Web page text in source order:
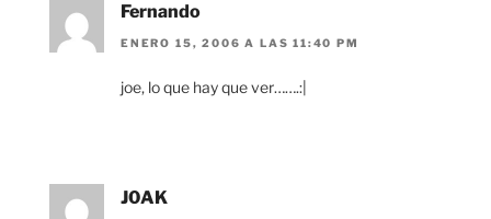
Fernando
ENERO 15, 2006 A LAS 11:40 PM
joe, lo que hay que ver…….:|
J0AK